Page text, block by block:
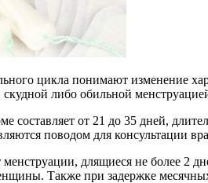
цикла понимают изменение
скудной либо обильной
составляет от 21 до 35 дней,
поводом для консультации
длящиеся не более 2
Также при задержке